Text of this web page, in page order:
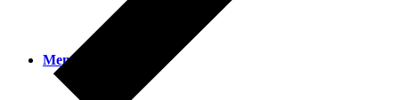
Menü